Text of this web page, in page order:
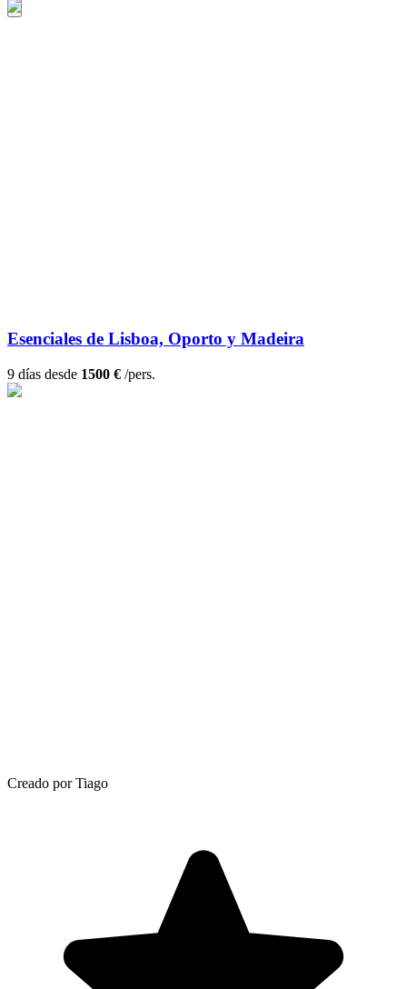
Esenciales de Lisboa, Oporto y Madeira
9 días desde 1500 € /pers.
Creado por Tiago